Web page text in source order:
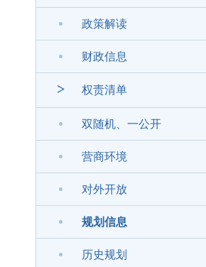
政策解读
财政信息
> 权责清单
双随机、一公开
营商环境
对外开放
规划信息
历史规划